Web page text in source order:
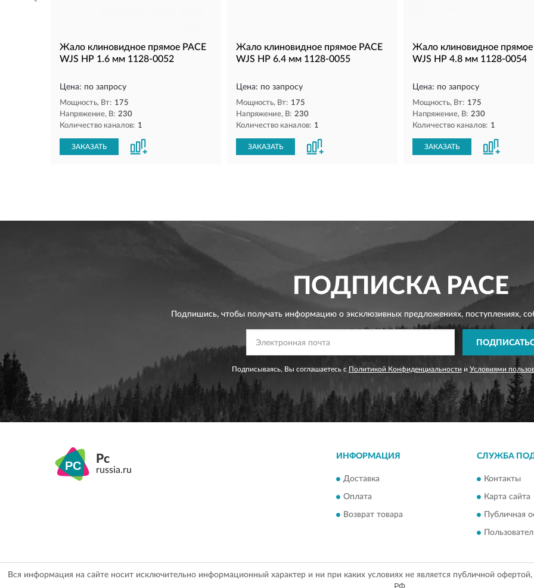
Жало клиновидное прямое PACE
WJS HP 1.6 мм 1128-0052
Цена: по запросу
Мощность, Вт: 175
Напряжение, В: 230
Количество каналов: 1
ЗАКАЗАТЬ
Жало клиновидное прямое PACE
WJS HP 6.4 мм 1128-0055
Цена: по запросу
Мощность, Вт: 175
Напряжение, В: 230
Количество каналов: 1
ЗАКАЗАТЬ
Жало клиновидное прямое
WJS HP 4.8 мм 1128-0054
Цена: по запросу
Мощность, Вт: 175
Напряжение, В: 230
Количество каналов: 1
ЗАКАЗАТЬ
ПОДПИСКАPACE
Подпишись, чтобы получать информацию о эксклюзивных предложениях,поступлениях,
Подписываясь, Вы соглашаетесь с Политикой Конфиденциальности и Условиями
Pc
russia.ru
ИНФОРМАЦИЯ
Доставка
Оплата
Возврат товара
СЛУЖБА
Контакты
Карта сайта
Публичная
Вся информация на сайте носит исключительно информационный характер и ни при каких условиях не является публичной